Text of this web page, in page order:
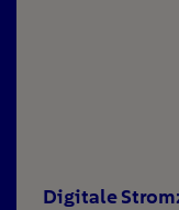
Digitale